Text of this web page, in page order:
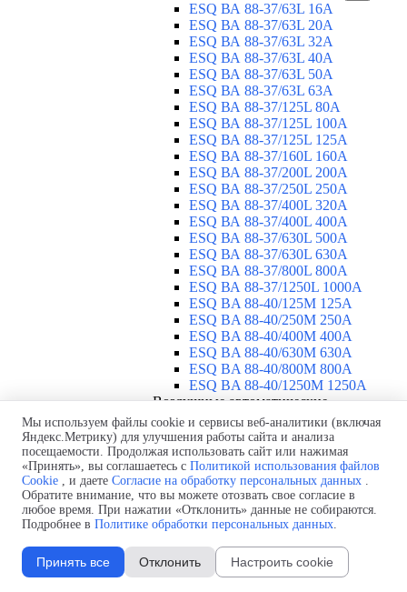
ESQ ВА 88-37/63L 16A
ESQ ВА 88-37/63L 20A
ESQ ВА 88-37/63L 32A
ESQ ВА 88-37/63L 40A
ESQ ВА 88-37/63L 50A
ESQ ВА 88-37/63L 63A
ESQ ВА 88-37/125L 80A
ESQ ВА 88-37/125L 100A
ESQ ВА 88-37/125L 125A
ESQ ВА 88-37/160L 160A
ESQ ВА 88-37/200L 200A
ESQ ВА 88-37/250L 250A
ESQ ВА 88-37/400L 320A
ESQ ВА 88-37/400L 400A
ESQ ВА 88-37/630L 500A
ESQ ВА 88-37/630L 630A
ESQ ВА 88-37/800L 800A
ESQ ВА 88-37/1250L 1000A
ESQ BA 88-40/125M 125A
ESQ BA 88-40/250M 250A
ESQ BA 88-40/400M 400A
ESQ BA 88-40/630М 630A
ESQ BA 88-40/800M 800A
ESQ BA 88-40/1250М 1250A
Воздушные автоматические
выключатели
▼
ESQ ВА99-40B 3F M2C2S2 M
2500A
ESQ ВА99-40A 3F M2C2S2 М
800A
ESQ ВА99-40A 3F M2C2S2 М
630A
ESQ ВА99-40A 3F M2C2S2 М
2000A
ESQ ВА99-40A 3F M2C2S2 М
Мы используем файлы cookie и сервисы веб-аналитики (включая
Яндекс.Метрику) для улучшения работы сайта и анализа
посещаемости. Продолжая использовать сайт или нажимая
«Принять», вы соглашаетесь с Политикой использования файлов
Cookie , и даете Согласие на обработку персональных данных .
Обратите внимание, что вы можете отозвать свое согласие в
любое время. При нажатии «Отклонить» данные не собираются.
Подробнее в Политике обработки персональных данных.
Принять все Отклонить Настроить cookie